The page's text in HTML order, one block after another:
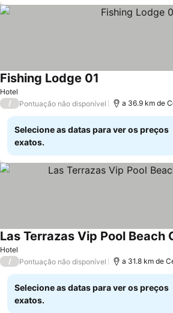
Hotel
Fishing Lodge 01
/ Pontuação não disponível a 36.9 km de
Selecione as datas para ver os preços
exatos.
Hotel
Las Terrazas Vip Pool Beach
/ Pontuação não disponível a 31.8 km de
Selecione as datas para ver os preços
exatos.